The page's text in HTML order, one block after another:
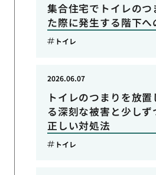
集合住宅でトイレのつ
た際に発生する階下へ
トイレ
トイレのつまりを放
る深刻な被害と少しず
正しい対処法
2026.06.07
トイレ